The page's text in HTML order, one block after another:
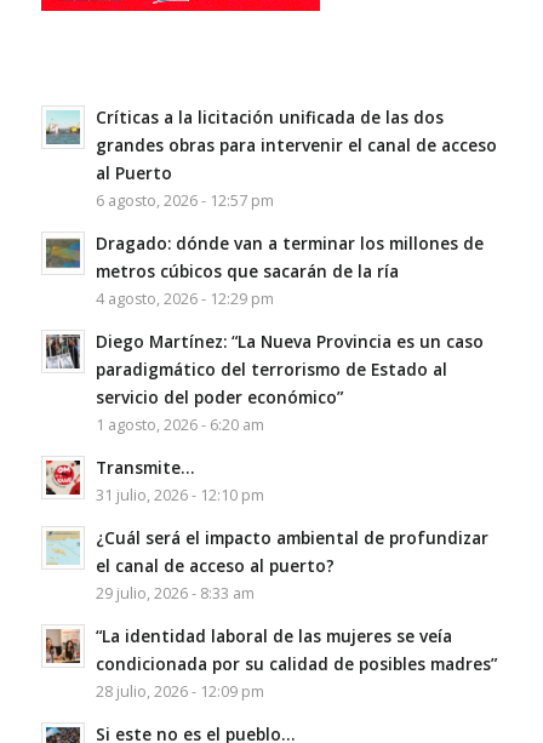
Críticas a la licitación unificada de las dos
grandes obras para intervenir el canal de acceso
al Puerto
6 agosto, 2026 - 12:57 pm
Dragado: dónde van a terminar los millones de
metros cúbicos que sacarán de la ría
4 agosto, 2026 - 12:29 pm
Diego Martínez: “La Nueva Provincia es un caso
paradigmático del terrorismo de Estado al
servicio del poder económico”
1 agosto, 2026 - 6:20 am
Transmite…
31 julio, 2026 - 12:10 pm
¿Cuál será el impacto ambiental de profundizar
el canal de acceso al puerto?
29 julio, 2026 - 8:33 am
“La identidad laboral de las mujeres se veía
condicionada por su calidad de posibles madres”
28 julio, 2026 - 12:09 pm
Si este no es el pueblo…